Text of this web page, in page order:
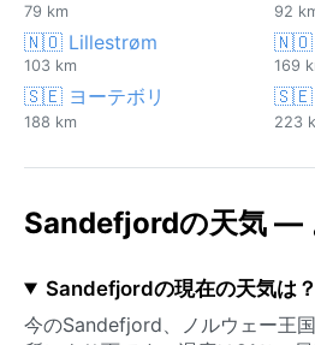
79 km 92
🇳🇴 Lillestrøm
103 km
🇳🇴
169
🇸🇪 ヨーテボリ
188 km
🇸🇪
223
Sandefjordの天気 —
Sandefjordの現在の天気は？
今のSandefjord、ノルウェー王